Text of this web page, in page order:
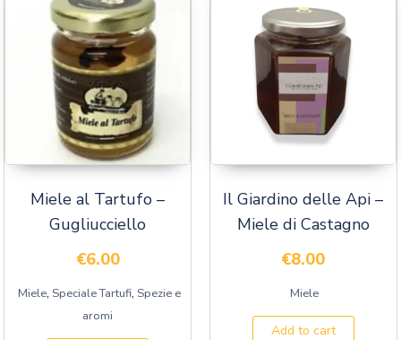
Miele al Tartufo –
Gugliucciello
€6.00
Miele, Speciale Tartufi, Spezie e
aromi
Il Giardino delle Api –
Miele di Castagno
€8.00
Miele
Add to cart